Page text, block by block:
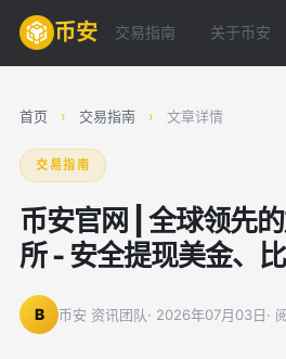
币安 交易指南 关于币安
首页 › 交易指南 › 文章详情
交易指南
币安官网 | 全球领先
所 - 安全提现美金、
B 币安 资讯团队· 2026年07月03日·